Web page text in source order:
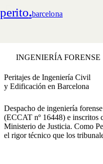
perito.barcelona
INGENIERÍA FORENSE
Peritajes de Ingeniería Civil
y Edificación en Barcelona
Despacho de ingeniería
(ECCAT nº 16448) e inscritos
Ministerio de Justicia. Como
el rigor técnico que los